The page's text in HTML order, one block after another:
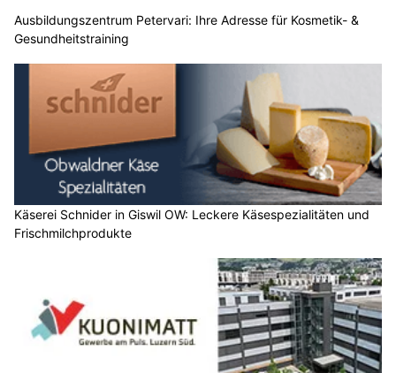
Ausbildungszentrum Petervari: Ihre Adresse für Kosmetik- &
Gesundheitstraining
Käserei Schnider in Giswil OW: Leckere Käsespezialitäten und
Frischmilchprodukte